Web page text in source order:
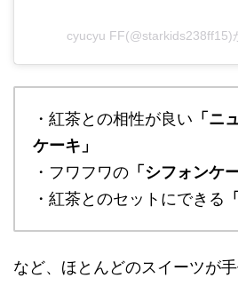
cyucyu FF(@starkids238ff15)
・紅茶との相性が良い 「ニ
ケーキ」
・フワフワの 「シフォンケ
・紅茶とのセットにできる
など、ほとんどのスイーツが